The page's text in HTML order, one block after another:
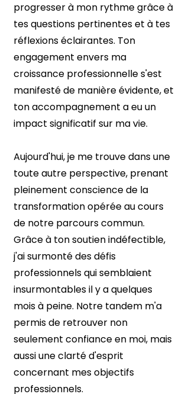
progresser à mon rythme grâce à
tes questions pertinentes et à tes
réflexions éclairantes. Ton
engagement envers ma
croissance professionnelle s'est
manifesté de manière évidente, et
ton accompagnement a eu un
impact significatif sur ma vie.
Aujourd'hui, je me trouve dans une
toute autre perspective, prenant
pleinement conscience de la
transformation opérée au cours
de notre parcours commun.
Grâce à ton soutien indéfectible,
j'ai surmonté des défis
professionnels qui semblaient
insurmontables il y a quelques
mois à peine. Notre tandem m'a
permis de retrouver non
seulement confiance en moi, mais
aussi une clarté d'esprit
concernant mes objectifs
professionnels.